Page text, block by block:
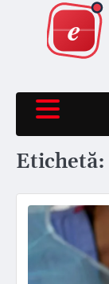
content
Etichetă: